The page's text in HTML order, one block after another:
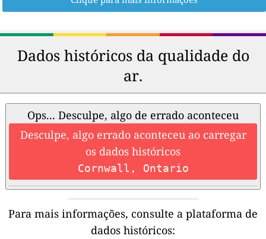
Dados históricos da qualidade do
ar.
Ops... Desculpe, algo de errado aconteceu
Desculpe, algo errado aconteceu ao carregar
os dados históricos
Cornwall, Ontario
Para mais informações, consulte a plataforma de
dados históricos: